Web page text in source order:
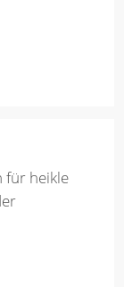
für heikle